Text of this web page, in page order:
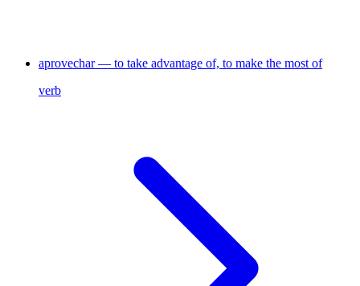
aprovechar — to take advantage of, to make the most of
verb